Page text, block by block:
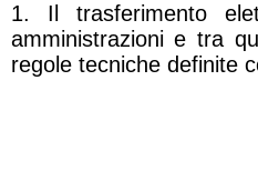
1. Il trasferimento
amministrazioni e tra
regole tecniche definite